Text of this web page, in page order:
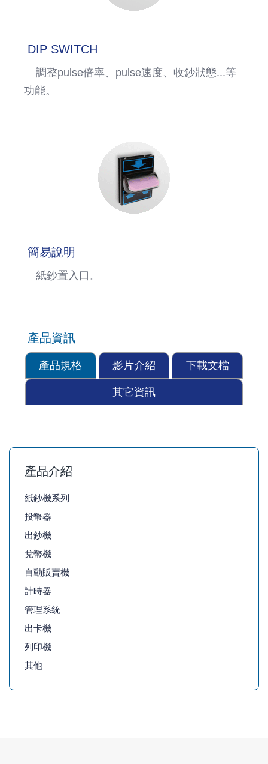
DIP SWITCH
調整pulse倍率、pulse速度、收鈔狀態...等
功能。
簡易說明
紙鈔置入口。
產品資訊
產品規格 影片介紹 下載文檔
其它資訊
產品介紹
紙鈔機系列
投幣器
出鈔機
兌幣機
自動販賣機
計時器
管理系統
出卡機
列印機
其他